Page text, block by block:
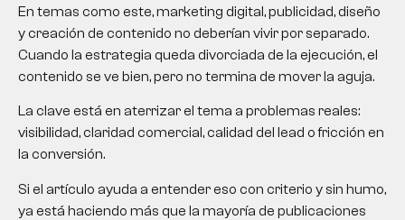
En temas como este, marketing digital, publicidad, diseño
y creación de contenido no deberían vivir por separado.
Cuando la estrategia queda divorciada de la ejecución, el
contenido se ve bien, pero no termina de mover la aguja.
La clave está en aterrizar el tema a problemas reales:
visibilidad, claridad comercial, calidad del lead o fricción en
la conversión.
Si el artículo ayuda a entender eso con criterio y sin humo,
ya está haciendo más que la mayoría de publicaciones